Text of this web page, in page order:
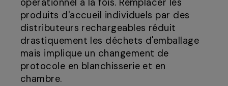
opérationnel à la fois. Remplacer les
produits d'accueil individuels par des
distributeurs rechargeables réduit
drastiquement les déchets d'emballage
mais implique un changement de
protocole en blanchisserie et en
chambre.